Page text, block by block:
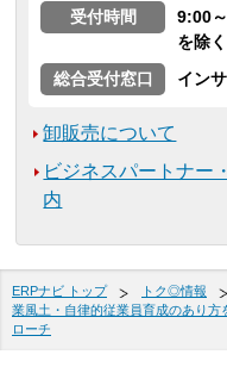
受付時間
9:00
を除く
総合受付窓口
イン
卸販売について
ビジネスパートナー
内
ERPナビ トップ トク◎情報
業風土・自律的従業員育成のあり方
ローチ